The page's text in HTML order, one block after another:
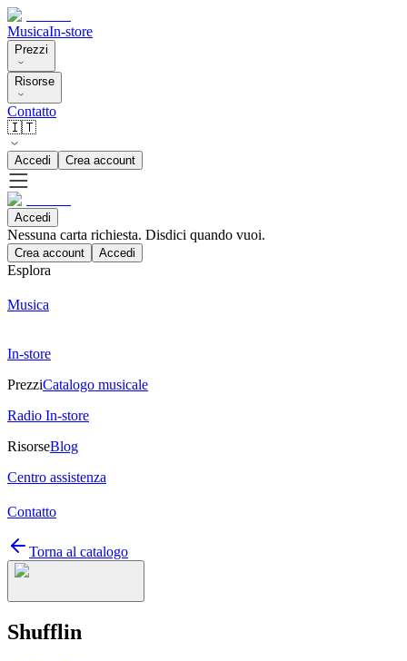
MusicaIn-store
Prezzi
Risorse
Contatto
🇮🇹
Accedi Crea account
Accedi
Nessuna carta richiesta. Disdici quando vuoi.
Crea account Accedi
Esplora
Musica
In-store
PrezziCatalogo musicale
Radio In-store
RisorseBlog
Centro assistenza
Contatto
Torna al catalogo
Shufflin